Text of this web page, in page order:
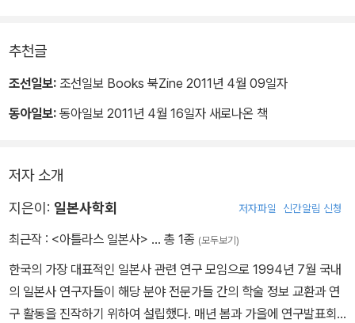
추천글
조선일보: 조선일보 Books 북Zine 2011년 4월 09일자
동아일보: 동아일보 2011년 4월 16일자 새로나온 책
저자 소개
지은이: 일본사학회 저자파일 신간알림 신청
최근작 : <아틀라스 일본사> … 총 1종 (모두보기)
한국의 가장 대표적인 일본사 관련 연구 모임으로 1994년 7월 국내
의 일본사 연구자들이 해당 분야 전문가들 간의 학술 정보 교환과 연
구 활동을 진작하기 위하여 설립했다. 매년 봄과 가을에 연구발표회,